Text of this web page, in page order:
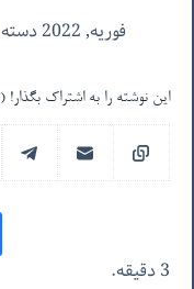
فوریه, 2022 دسته ها
این نوشته را به اشتراک
3 دقیقه.